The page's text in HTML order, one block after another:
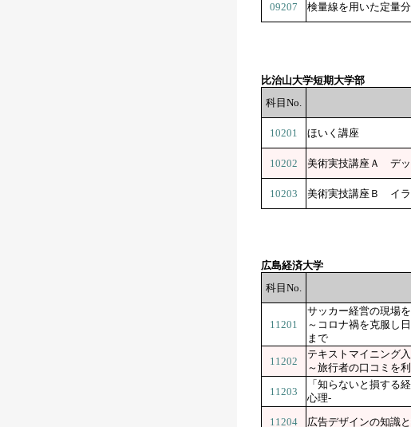
09207 検量線を用いた定量
比治山大学短期大学部
科目No.
10201 ほいく講座
10202 美術実技講座Ａ デ
10203 美術実技講座Ｂ イラ
広島経済大学
科目No.
11201
サッカー経営の現場
～コロナ禍を克服し
まで
11202
テキストマイニング
～旅行者の口コミを
11203
「知らないと損する
心理-
11204 広告デザインの知識